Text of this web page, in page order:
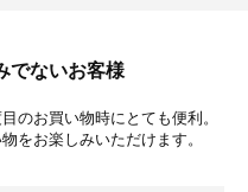
でないお客様
のお買い物時にとても便利。
をお楽しみいただけます。